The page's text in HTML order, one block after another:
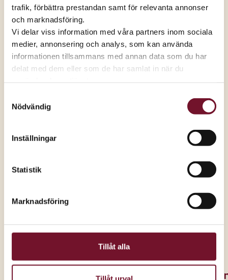
trafik, förbättra prestandan samt för relevanta annonser
och marknadsföring.
Vi delar viss information med våra partners inom sociala
medier, annonsering och analys, som kan använda
informationen tillsammans med annan data som du har
delat med dem eller som de har samlat in när du
Nödvändig
Inställningar
Statistik
Marknadsföring
Tillåt alla
20%
på rengöring av klocka
Gäller t.o.m. 31 dec, 2026, visa villkor
Till Ur&Penn Alla kampanjer